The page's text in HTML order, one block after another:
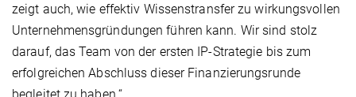
zeigt auch, wie effektiv Wissenstransfer zu wirkungsvollen
Unternehmensgründungen führen kann. Wir sind stolz
darauf, das Team von der ersten IP-Strategie bis zum
erfolgreichen Abschluss dieser Finanzierungsrunde